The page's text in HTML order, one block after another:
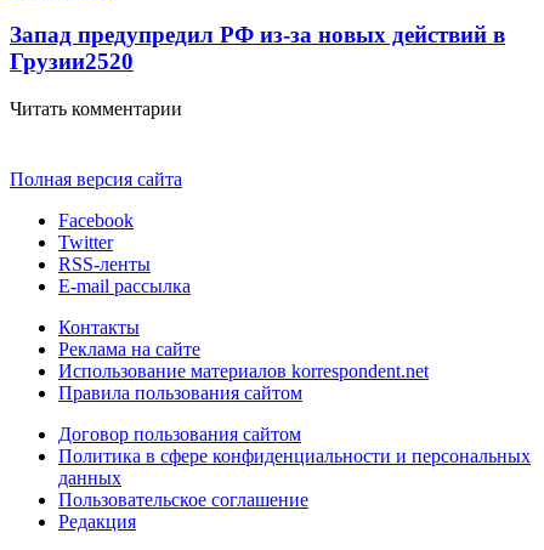
Запад предупредил РФ из-за новых действий в
Грузии2520
Читать комментарии
Полная версия сайта
Facebook
Twitter
RSS-ленты
E-mail рассылка
Контакты
Реклама на сайте
Использование материалов korrespondent.net
Правила пользования сайтом
Договор пользования сайтом
Политика в сфере конфиденциальности и персональных
данных
Пользовательское соглашение
Редакция